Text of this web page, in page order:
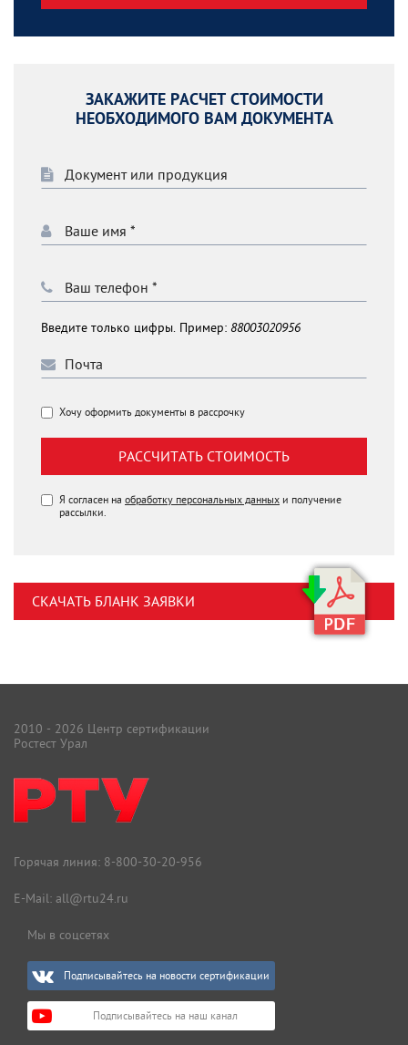
ЗАКАЖИТЕ РАСЧЕТ СТОИМОСТИ
НЕОБХОДИМОГО ВАМ ДОКУМЕНТА
Введите только цифры. Пример: 88003020956
Хочу оформить документы в рассрочку
РАССЧИТАТЬ СТОИМОСТЬ
Я согласен на обработку персональных данных и получение
рассылки.
СКАЧАТЬ БЛАНК ЗАЯВКИ
2010 - 2026 Центр сертификации
Ростест Урал
Горячая линия: 8-800-30-20-956
E-Mail: all@rtu24.ru
Мы в соцсетях
Подписывайтесь на новости сертификации
Подписывайтесь на наш канал